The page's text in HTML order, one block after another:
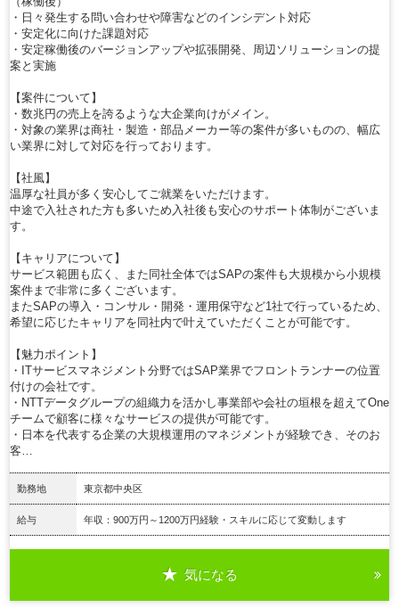
・日々発生する問い合わせや障害などのインシデント対応
・安定化に向けた課題対応
・安定稼働後のバージョンアップや拡張開発、周辺ソリューションの提
案と実施
【案件について】
・数兆円の売上を誇るような大企業向けがメイン。
・対象の業界は商社・製造・部品メーカー等の案件が多いものの、幅広
い業界に対して対応を行っております。
【社風】
温厚な社員が多く安心してご就業をいただけます。
中途で入社された方も多いため入社後も安心のサポート体制がございま
す。
【キャリアについて】
サービス範囲も広く、また同社全体ではSAPの案件も大規模から小規模
案件まで非常に多くございます。
またSAPの導入・コンサル・開発・運用保守など1社で行っているため、
希望に応じたキャリアを同社内で叶えていただくことが可能です。
【魅力ポイント】
・ITサービスマネジメント分野ではSAP業界でフロントランナーの位置
付けの会社です。
・NTTデータグループの組織力を活かし事業部や会社の垣根を超えてOne
チームで顧客に様々なサービスの提供が可能です。
・日本を代表する企業の大規模運用のマネジメントが経験でき、そのお
客…
勤務地 東京都中央区
給与 年収：900万円～1200万円経験・スキルに応じて変動します
気になる